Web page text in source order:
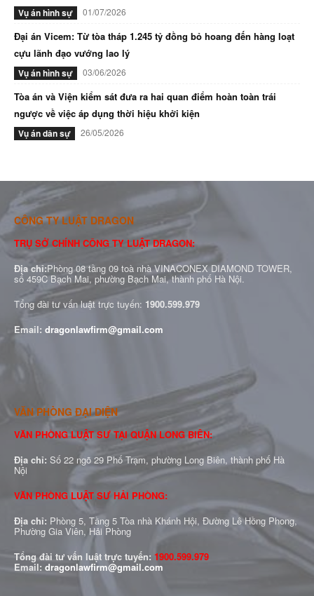
Vụ án hình sự 01/07/2026
Đại án Vicem: Từ tòa tháp 1.245 tỷ đồng bỏ hoang đến hàng loạt
cựu lãnh đạo vướng lao lý
Vụ án hình sự 03/06/2026
Tòa án và Viện kiểm sát đưa ra hai quan điểm hoàn toàn trái
ngược về việc áp dụng thời hiệu khởi kiện
Vụ án dân sự 26/05/2026
CÔNG TY LUẬT DRAGON
TRỤ SỞ CHÍNH CÔNG TY LUẬT DRAGON:
Địa chỉ:Phòng 08 tầng 09 toà nhà VINACONEX DIAMOND TOWER,
số 459C Bạch Mai, phường Bạch Mai, thành phố Hà Nội.
Tổng đài tư vấn luật trực tuyến: 1900.599.979
Email: dragonlawfirm@gmail.com
VĂN PHÒNG ĐẠI DIỆN
VĂN PHÒNG LUẬT SƯ TẠI QUẬN LONG BIÊN:
Địa chỉ: Số 22 ngõ 29 Phố Trạm, phường Long Biên, thành phố Hà
Nội
VĂN PHÒNG LUẬT SƯ HẢI PHÒNG:
Địa chỉ: Phòng 5, Tầng 5 Tòa nhà Khánh Hội, Đường Lê Hồng Phong,
Phường Gia Viên, Hải Phòng
Tổng đài tư vấn luật trực tuyến: 1900.599.979
Email: dragonlawfirm@gmail.com